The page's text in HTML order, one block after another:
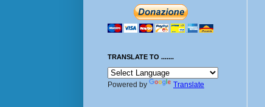
TRANSLATE TO .......
Powered by Translate